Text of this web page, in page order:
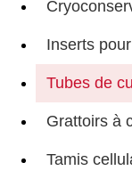
Inserts
Tubes de
Grattoirs à
Tamis